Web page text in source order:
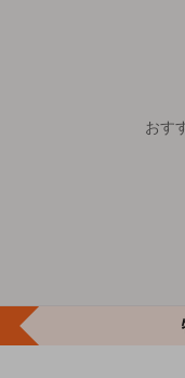
おす